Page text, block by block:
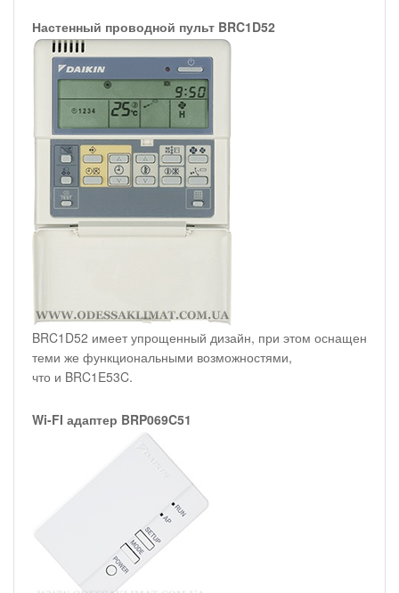
Настенный проводной пульт BRC1D52
BRC1D52 имеет упрощенный дизайн, при этом оснащен
теми же функциональными возможностями,
что и BRC1E53C.
Wi-FI адаптер BRP069C51